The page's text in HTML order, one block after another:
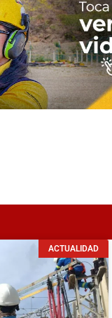
ACTUALIDAD